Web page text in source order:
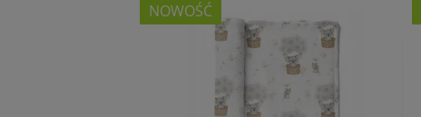
NOWOŚĆ